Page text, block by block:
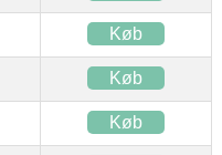
Køb
Køb
Køb